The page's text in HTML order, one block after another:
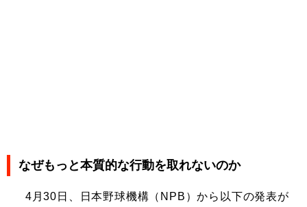
なぜもっと本質的な行動を取れないのか
4月30日、日本野球機構（NPB）から以下の発表が